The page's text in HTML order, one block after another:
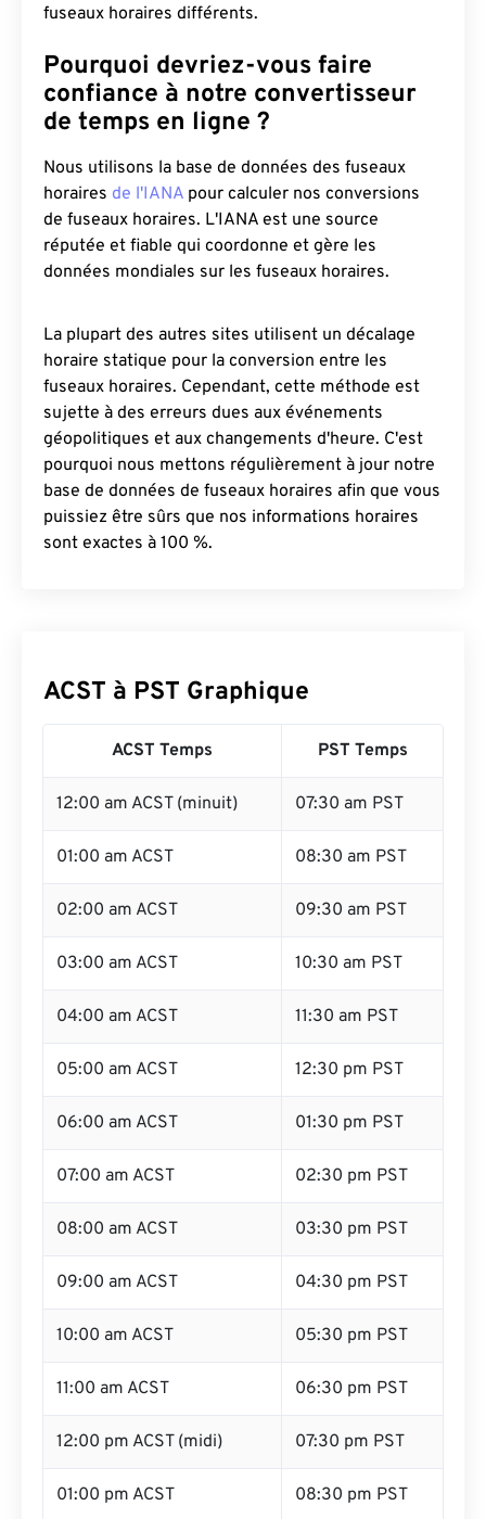
fuseaux horaires différents.
Pourquoi devriez-vous faire
confiance à notre convertisseur
de temps en ligne ?
Nous utilisons la base de données des fuseaux
horaires de l'IANA pour calculer nos conversions
de fuseaux horaires. L'IANA est une source
réputée et fiable qui coordonne et gère les
données mondiales sur les fuseaux horaires.
La plupart des autres sites utilisent un décalage
horaire statique pour la conversion entre les
fuseaux horaires. Cependant, cette méthode est
sujette à des erreurs dues aux événements
géopolitiques et aux changements d'heure. C'est
pourquoi nous mettons régulièrement à jour notre
base de données de fuseaux horaires afin que vous
puissiez être sûrs que nos informations horaires
sont exactes à 100 %.
ACST à PST Graphique
ACST Temps PST Temps
12:00 am ACST (minuit) 07:30 am PST
01:00 am ACST 08:30 am PST
02:00 am ACST 09:30 am PST
03:00 am ACST 10:30 am PST
04:00 am ACST 11:30 am PST
05:00 am ACST 12:30 pm PST
06:00 am ACST 01:30 pm PST
07:00 am ACST 02:30 pm PST
08:00 am ACST 03:30 pm PST
09:00 am ACST 04:30 pm PST
10:00 am ACST 05:30 pm PST
11:00 am ACST 06:30 pm PST
12:00 pm ACST (midi) 07:30 pm PST
01:00 pm ACST 08:30 pm PST